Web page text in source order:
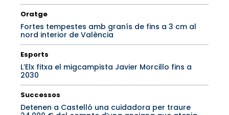
Oratge
Fortes tempestes amb granís de fins a 3 cm al
nord interior de València
Esports
L’Elx fitxa el migcampista Javier Morcillo fins a
2030
Successos
Detenen a Castelló una cuidadora per traure